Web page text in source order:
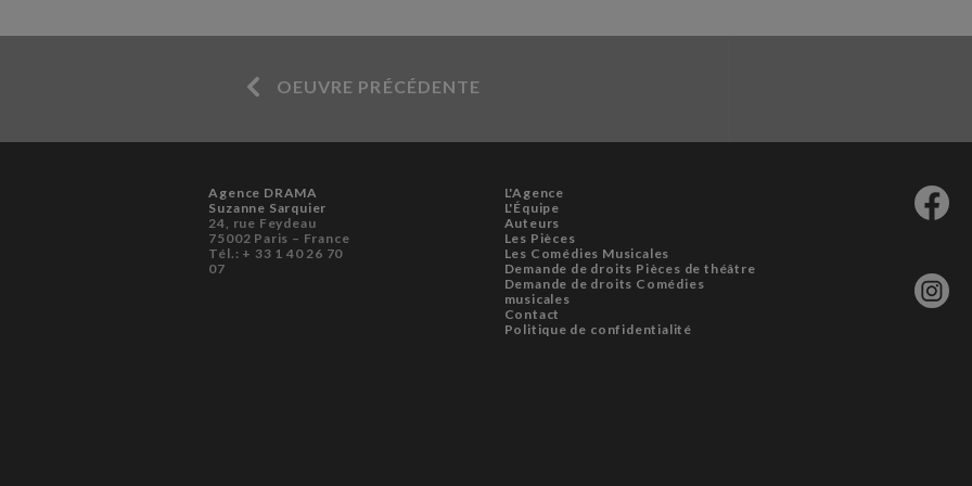
OEUVRE PRÉCÉDENTE
Agence DRAMA
Suzanne Sarquier
24, rue Feydeau
75002 Paris – France
Tél.: + 33 1 40 26 70
07
L'Agence
L'Équipe
Auteurs
Les Pièces
Les Comédies Musicales
Demande de droits Pièces de théâtre
Demande de droits Comédies
musicales
Contact
Politique de confidentialité